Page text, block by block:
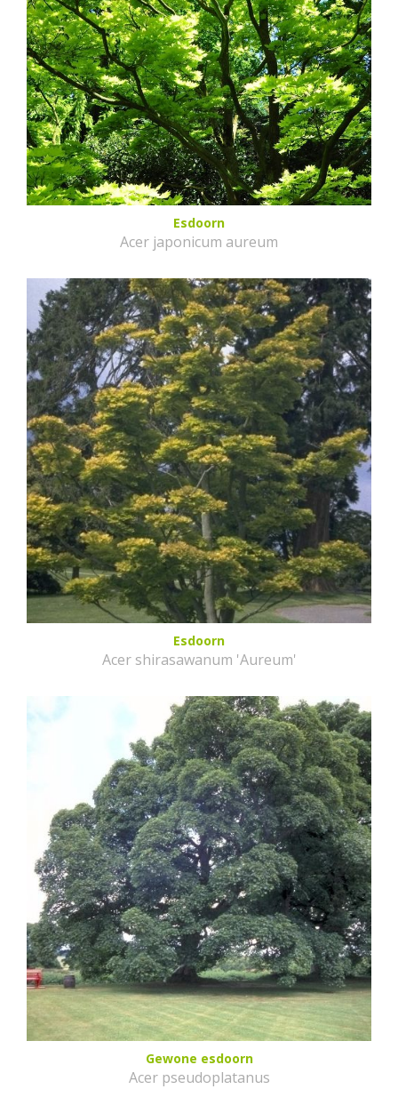
Esdoorn
Acer japonicum aureum
Esdoorn
Acer shirasawanum 'Aureum'
Gewone esdoorn
Acer pseudoplatanus